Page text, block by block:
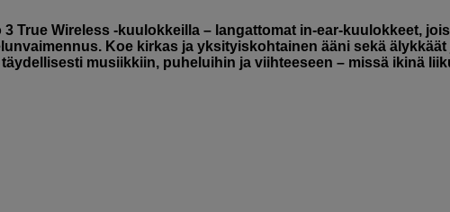
True Wireless -kuulokkeilla – langattomat in-ear-kuulokkeet,
Koe kirkas ja yksityiskohtainen ääni sekä älykkäät
musiikkiin, puheluihin ja viihteeseen – missä ikinä